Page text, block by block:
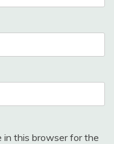
in this browser for the